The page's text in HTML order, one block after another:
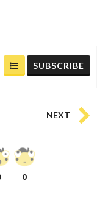
SUBSCRIBE
NEXT
0